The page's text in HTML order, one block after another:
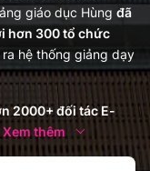
giáo dục Hùng đã
hơn 300 tổ chức
ra hệ thống giảng dạy
2000+ đối tác E-
Xem thêm